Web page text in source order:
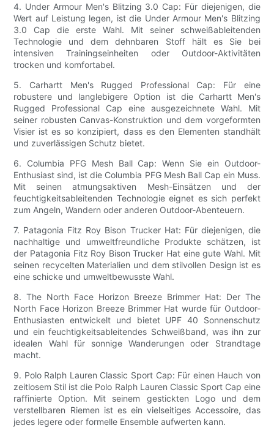
4. Under Armour Men's Blitzing 3.0 Cap: Für diejenigen, die
Wert auf Leistung legen, ist die Under Armour Men's Blitzing
3.0 Cap die erste Wahl. Mit seiner schweißableitenden
Technologie und dem dehnbaren Stoff hält es Sie bei
intensiven Trainingseinheiten oder Outdoor-Aktivitäten
trocken und komfortabel.
5. Carhartt Men's Rugged Professional Cap: Für eine
robustere und langlebigere Option ist die Carhartt Men's
Rugged Professional Cap eine ausgezeichnete Wahl. Mit
seiner robusten Canvas-Konstruktion und dem vorgeformten
Visier ist es so konzipiert, dass es den Elementen standhält
und zuverlässigen Schutz bietet.
6. Columbia PFG Mesh Ball Cap: Wenn Sie ein Outdoor-
Enthusiast sind, ist die Columbia PFG Mesh Ball Cap ein Muss.
Mit seinen atmungsaktiven Mesh-Einsätzen und der
feuchtigkeitsableitenden Technologie eignet es sich perfekt
zum Angeln, Wandern oder anderen Outdoor-Abenteuern.
7. Patagonia Fitz Roy Bison Trucker Hat: Für diejenigen, die
nachhaltige und umweltfreundliche Produkte schätzen, ist
der Patagonia Fitz Roy Bison Trucker Hat eine gute Wahl. Mit
seinen recycelten Materialien und dem stilvollen Design ist es
eine schicke und umweltbewusste Wahl.
8. The North Face Horizon Breeze Brimmer Hat: Der The
North Face Horizon Breeze Brimmer Hat wurde für Outdoor-
Enthusiasten entwickelt und bietet UPF 40 Sonnenschutz
und ein feuchtigkeitsableitendes Schweißband, was ihn zur
idealen Wahl für sonnige Wanderungen oder Strandtage
macht.
9. Polo Ralph Lauren Classic Sport Cap: Für einen Hauch von
zeitlosem Stil ist die Polo Ralph Lauren Classic Sport Cap eine
raffinierte Option. Mit seinem gestickten Logo und dem
verstellbaren Riemen ist es ein vielseitiges Accessoire, das
jedes legere oder formelle Ensemble aufwerten kann.